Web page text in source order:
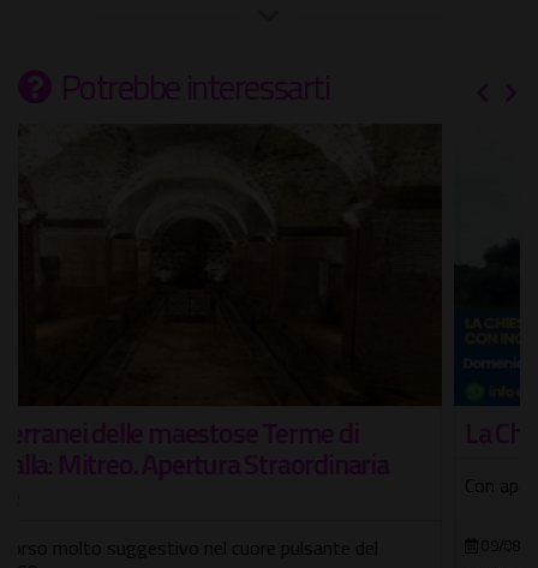
Potrebbe interessarti
La Chiesa di San Bonaventura al Palatino
Con apertura straordinaria del giardino segreto
09/08/2026